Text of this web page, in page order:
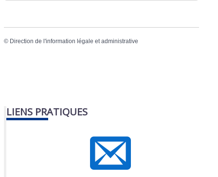
© Direction de l'information légale et administrative
LIENS PRATIQUES